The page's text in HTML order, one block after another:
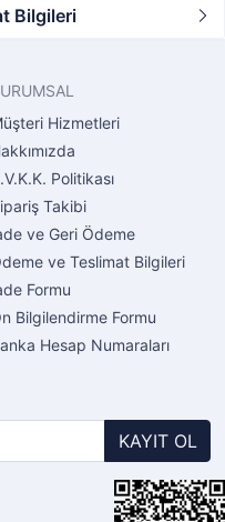
Bilgileri
Hizmetleri
Politikası
Takibi
ve Geri Ödeme
ve Teslimat Bilgileri
Formu
Bilgilendirme Formu
Hesap Numaraları
KAYIT OL